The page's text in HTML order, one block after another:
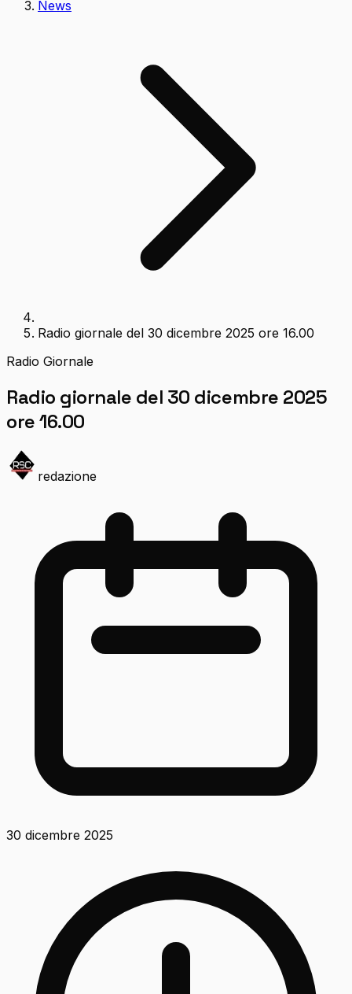
News
Radio giornale del 30 dicembre 2025 ore 16.00
Radio Giornale
Radio giornale del 30 dicembre 2025
ore 16.00
redazione
30 dicembre 2025